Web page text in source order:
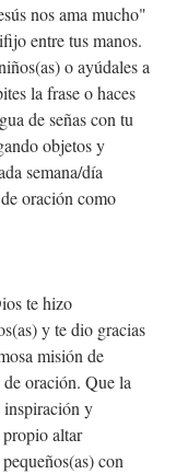
nos ama mucho"
entre tus manos.
o ayúdales a
la frase o haces
de señas con tu
objetos y
semana/día
oración como
te hizo
y te dio gracias
misión de
oración. Que la
inspiración y
propio altar
con